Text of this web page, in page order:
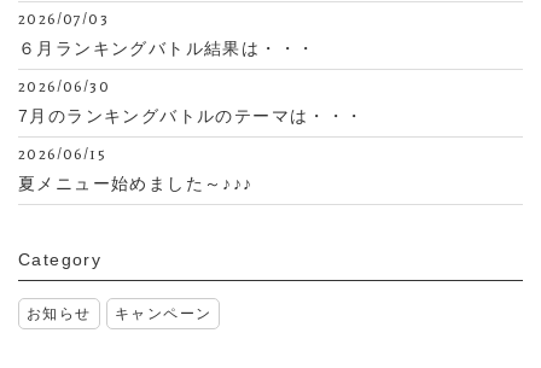
2026/07/03
６月ランキングバトル結果は・・・
2026/06/30
7月のランキングバトルのテーマは・・・
2026/06/15
夏メニュー始めました～♪♪♪
Category
お知らせ キャンペーン